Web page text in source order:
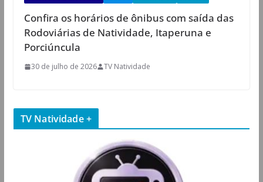
Confira os horários de ônibus com saída das
Rodoviárias de Natividade, Itaperuna e
Porciúncula
30 de julho de 2026 TV Natividade
TV Natividade +